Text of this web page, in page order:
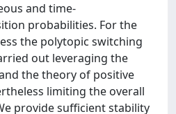
and time-
probabilities. For the
the polytopic switching
out leveraging the
the theory of positive
limiting the overall
provide sufficient stability